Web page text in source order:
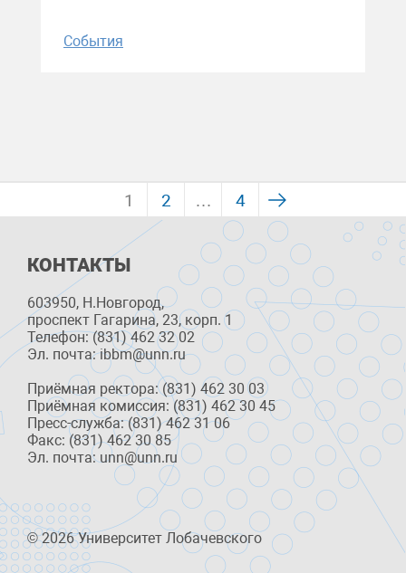
События
1 2 … 4
КОНТАКТЫ
603950, Н.Новгород,
проспект Гагарина, 23, корп. 1
Телефон: (831) 462 32 02
Эл. почта: ibbm@unn.ru
Приёмная ректора: (831) 462 30 03
Приёмная комиссия: (831) 462 30 45
Пресс-служба: (831) 462 31 06
Факс: (831) 462 30 85
Эл. почта: unn@unn.ru
© 2026 Университет Лобачевского